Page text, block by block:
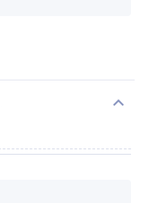
expand_more